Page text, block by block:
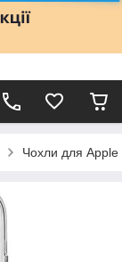
Чохли для Apple